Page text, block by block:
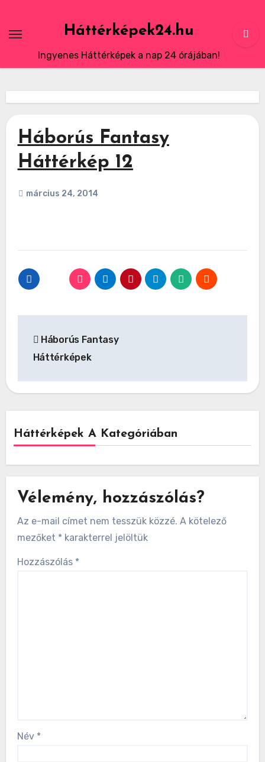
content
Háttérképek24.hu
Ingyenes Háttérképek a nap 24 órájában!
Háborús Fantasy
Háttérkép 12
március 24, 2014
navigáció
Háborús Fantasy
Háttérképek
Háttérképek A Kategóriában
Vélemény, hozzászólás?
Az e-mail címet nem tesszük közzé. A kötelező
mezőket * karakterrel jelöltük
Hozzászólás *
Név *